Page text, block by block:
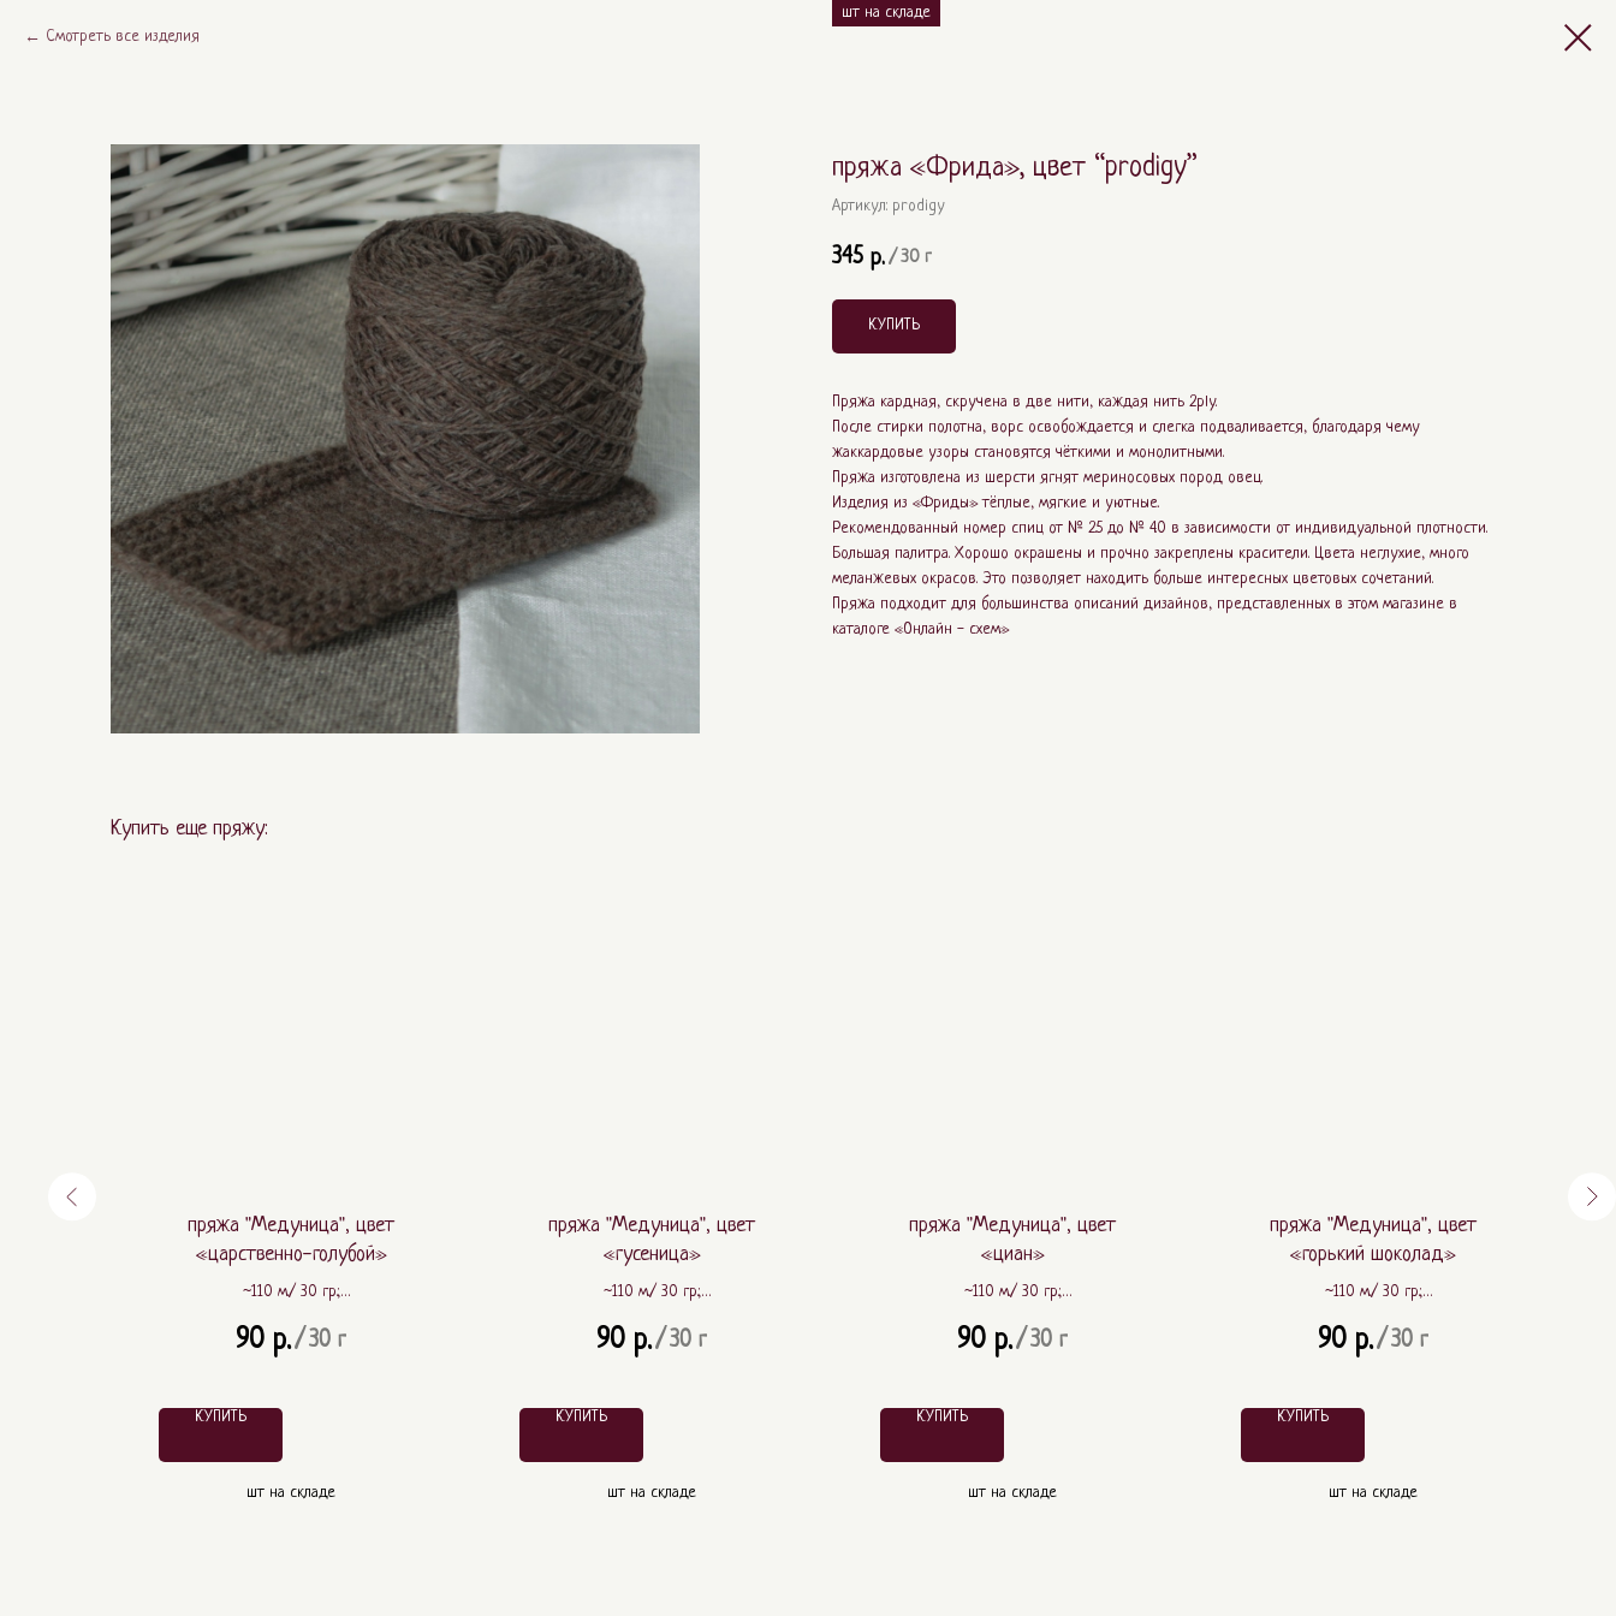
Смотреть все изделия
пряжа «Фрида», цвет “prodigy”
Артикул: prodigy
345 р./30 г
КУПИТЬ
Пряжа кардная, скручена в две нити, каждая нить 2ply.
После стирки полотна, ворс освобождается и слегка подваливается, благодаря чему
жаккардовые узоры становятся чёткими и монолитными.
Пряжа изготовлена из шерсти ягнят мериносовых пород овец.
Изделия из «Фриды» тёплые, мягкие и уютные.
Рекомендованный номер спиц от № 2.5 до № 4.0 в зависимости от индивидуальной плотности.
Большая палитра. Хорошо окрашены и прочно закреплены красители. Цвета неглухие, много
меланжевых окрасов. Это позволяет находить больше интересных цветовых сочетаний.
Пряжа подходит для большинства описаний дизайнов, представленных в этом магазине в
каталоге «Онлайн - схем»
Купить еще пряжу:
пряжа "Медуница", цвет
«царственно-голубой»
~110 м./ 30 гр.;
90 р./30 г
КУПИТЬ
пряжа "Медуница", цвет
«гусеница»
~110 м./ 30 гр.;
90 р./30 г
КУПИТЬ
пряжа "Медуница", цвет
«циан»
~110 м./ 30 гр.;
90 р./30 г
КУПИТЬ
пряжа "Медуница", цвет
«горький шоколад»
~110 м./ 30 гр.;
90 р./30 г
КУПИТЬ